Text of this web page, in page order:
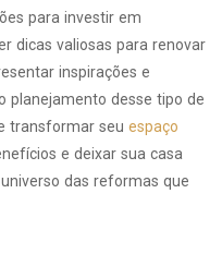
para investir em
dicas valiosas para renovar
inspirações e
planejamento desse tipo de
transformar seu espaço
e deixar sua casa
das reformas que